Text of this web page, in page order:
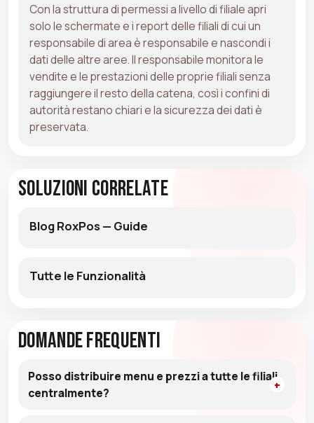
Con la struttura di permessi a livello di filiale apri
solo le schermate e i report delle filiali di cui un
responsabile di area è responsabile e nascondi i
dati delle altre aree. Il responsabile monitora le
vendite e le prestazioni delle proprie filiali senza
raggiungere il resto della catena, così i confini di
autorità restano chiari e la sicurezza dei dati è
preservata.
Soluzioni Correlate
Blog RoxPos — Guide
Tutte le Funzionalità
Domande Frequenti
Posso distribuire menu e prezzi a tutte le filiali
centralmente?